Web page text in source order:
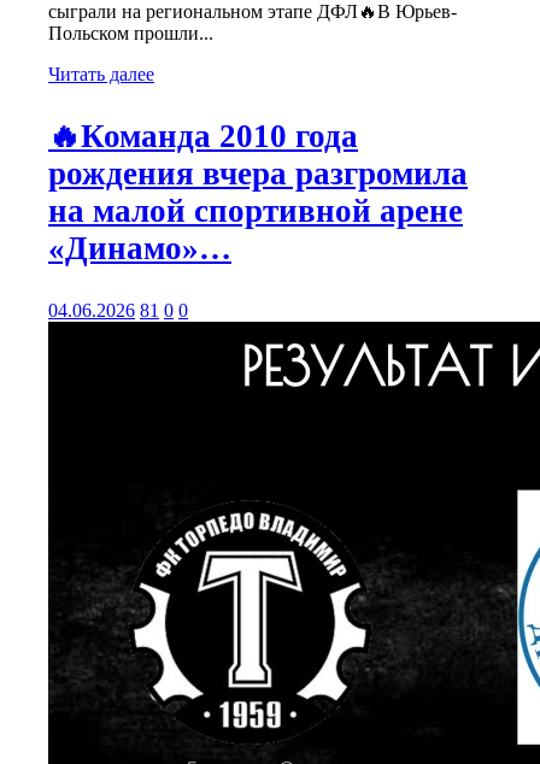
сыграли на региональном этапе ДФЛ🔥В Юрьев-
Польском прошли...
Читать далее
🔥Команда 2010 года
рождения вчера разгромила
на малой спортивной арене
«Динамо»…
04.06.2026 81 0 0